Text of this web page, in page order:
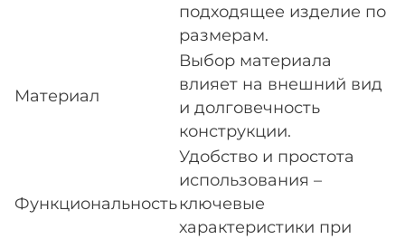
подходящее изделие по
размерам.
Материал
Выбор материала
влияет на внешний вид
и долговечность
конструкции.
Функциональность
Удобство и простота
использования –
ключевые
характеристики при